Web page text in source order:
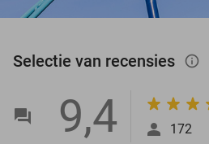
Selectie van recensies info_outlined
9,4 172